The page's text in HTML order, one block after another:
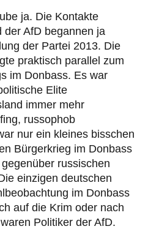
ja. Die Kontakte
der AfD begannen ja
der Partei 2013. Die
praktisch parallel zum
im Donbass. Es war
Elite
immer mehr
russophob
nur ein kleines bisschen
Bürgerkrieg im Donbass
russischen
einzigen deutschen
im Donbass
auf die Krim oder nach
Politiker der AfD.